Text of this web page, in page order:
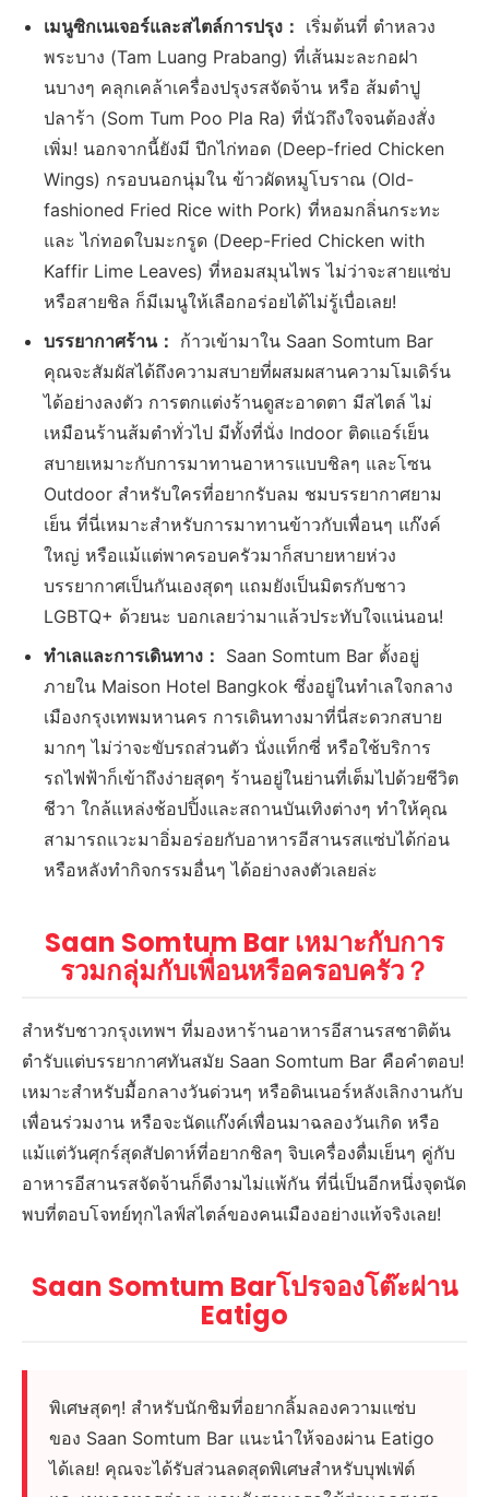
เมนูซิกเนเจอร์และสไตล์การปรุง： เริ่มต้นที่ ตำหลวง
พระบาง (Tam Luang Prabang) ที่เส้นมะละกอฝา
นบางๆ คลุกเคล้าเครื่องปรุงรสจัดจ้าน หรือ ส้มตำปู
ปลาร้า (Som Tum Poo Pla Ra) ที่นัวถึงใจจนต้องสั่ง
เพิ่ม! นอกจากนี้ยังมี ปีกไก่ทอด (Deep-fried Chicken
Wings) กรอบนอกนุ่มใน ข้าวผัดหมูโบราณ (Old-
fashioned Fried Rice with Pork) ที่หอมกลิ่นกระทะ
และ ไก่ทอดใบมะกรูด (Deep-Fried Chicken with
Kaffir Lime Leaves) ที่หอมสมุนไพร ไม่ว่าจะสายแซ่บ
หรือสายชิล ก็มีเมนูให้เลือกอร่อยได้ไม่รู้เบื่อเลย!
บรรยากาศร้าน： ก้าวเข้ามาใน Saan Somtum Bar
คุณจะสัมผัสได้ถึงความสบายที่ผสมผสานความโมเดิร์น
ได้อย่างลงตัว การตกแต่งร้านดูสะอาดตา มีสไตล์ ไม่
เหมือนร้านส้มตำทั่วไป มีทั้งที่นั่ง Indoor ติดแอร์เย็น
สบายเหมาะกับการมาทานอาหารแบบชิลๆ และโซน
Outdoor สำหรับใครที่อยากรับลม ชมบรรยากาศยาม
เย็น ที่นี่เหมาะสำหรับการมาทานข้าวกับเพื่อนๆ แก๊งค์
ใหญ่ หรือแม้แต่พาครอบครัวมาก็สบายหายห่วง
บรรยากาศเป็นกันเองสุดๆ แถมยังเป็นมิตรกับชาว
LGBTQ+ ด้วยนะ บอกเลยว่ามาแล้วประทับใจแน่นอน!
ทำเลและการเดินทาง： Saan Somtum Bar ตั้งอยู่
ภายใน Maison Hotel Bangkok ซึ่งอยู่ในทำเลใจกลาง
เมืองกรุงเทพมหานคร การเดินทางมาที่นี่สะดวกสบาย
มากๆ ไม่ว่าจะขับรถส่วนตัว นั่งแท็กซี่ หรือใช้บริการ
รถไฟฟ้าก็เข้าถึงง่ายสุดๆ ร้านอยู่ในย่านที่เต็มไปด้วยชีวิต
ชีวา ใกล้แหล่งช้อปปิ้งและสถานบันเทิงต่างๆ ทำให้คุณ
สามารถแวะมาอิ่มอร่อยกับอาหารอีสานรสแซ่บได้ก่อน
หรือหลังทำกิจกรรมอื่นๆ ได้อย่างลงตัวเลยล่ะ
Saan Somtum Bar เหมาะกับการ
รวมกลุ่มกับเพื่อนหรือครอบครัว？
สำหรับชาวกรุงเทพฯ ที่มองหาร้านอาหารอีสานรสชาติต้น
ตำรับแต่บรรยากาศทันสมัย Saan Somtum Bar คือคำตอบ!
เหมาะสำหรับมื้อกลางวันด่วนๆ หรือดินเนอร์หลังเลิกงานกับ
เพื่อนร่วมงาน หรือจะนัดแก๊งค์เพื่อนมาฉลองวันเกิด หรือ
แม้แต่วันศุกร์สุดสัปดาห์ที่อยากชิลๆ จิบเครื่องดื่มเย็นๆ คู่กับ
อาหารอีสานรสจัดจ้านก็ดีงามไม่แพ้กัน ที่นี่เป็นอีกหนึ่งจุดนัด
พบที่ตอบโจทย์ทุกไลฟ์สไตล์ของคนเมืองอย่างแท้จริงเลย!
Saan Somtum Barโปรจองโต๊ะผ่าน
Eatigo
พิเศษสุดๆ! สำหรับนักชิมที่อยากลิ้มลองความแซ่บ
ของ Saan Somtum Bar แนะนำให้จองผ่าน Eatigo
ได้เลย! คุณจะได้รับส่วนลดสุดพิเศษสำหรับบุฟเฟ่ต์